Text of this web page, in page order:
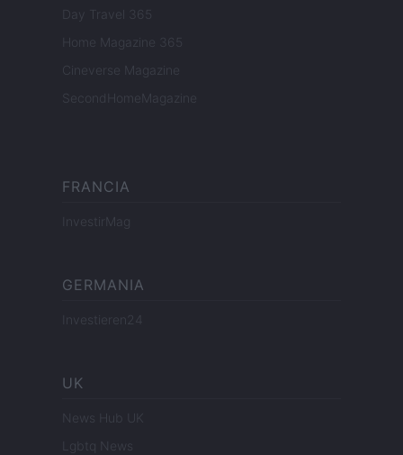
Day Travel 365
Home Magazine 365
Cineverse Magazine
SecondHomeMagazine
FRANCIA
InvestirMag
GERMANIA
Investieren24
UK
News Hub UK
Lgbtq News